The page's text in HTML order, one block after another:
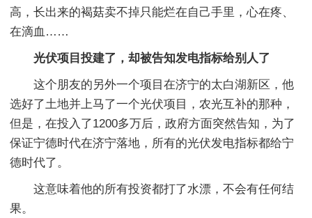
高，长出来的褐菇卖不掉只能烂在自己手里，心在疼、
在滴血……
光伏项目投建了，却被告知发电指标给别人了
这个朋友的另外一个项目在济宁的太白湖新区，他
选好了土地并上马了一个光伏项目，农光互补的那种，
但是，在投入了1200多万后，政府方面突然告知，为了
保证宁德时代在济宁落地，所有的光伏发电指标都给宁
德时代了。
这意味着他的所有投资都打了水漂，不会有任何结
果。